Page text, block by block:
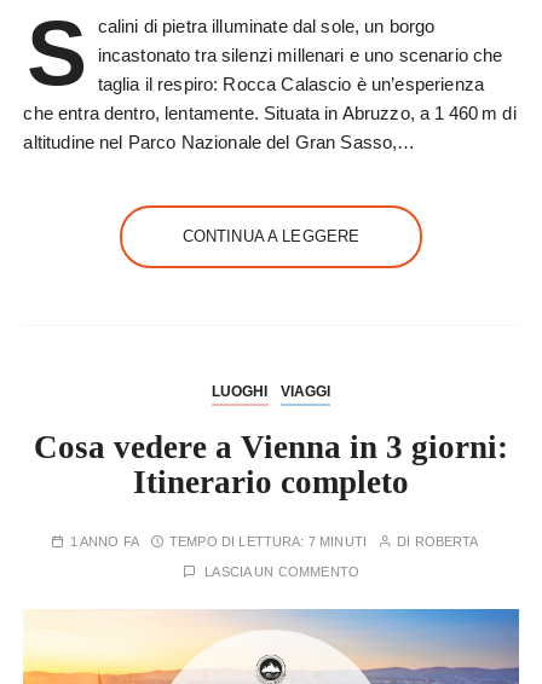
S
calini di pietra illuminate dal sole, un borgo
incastonato tra silenzi millenari e uno scenario che
taglia il respiro: Rocca Calascio è un’esperienza
che entra dentro, lentamente. Situata in Abruzzo, a 1 460 m di
altitudine nel Parco Nazionale del Gran Sasso,…
CONTINUA A LEGGERE
LUOGHI VIAGGI
Cosa vedere a Vienna in 3 giorni:
Itinerario completo
1 ANNO FA TEMPO DI LETTURA: 7 MINUTI DI ROBERTA
LASCIA UN COMMENTO